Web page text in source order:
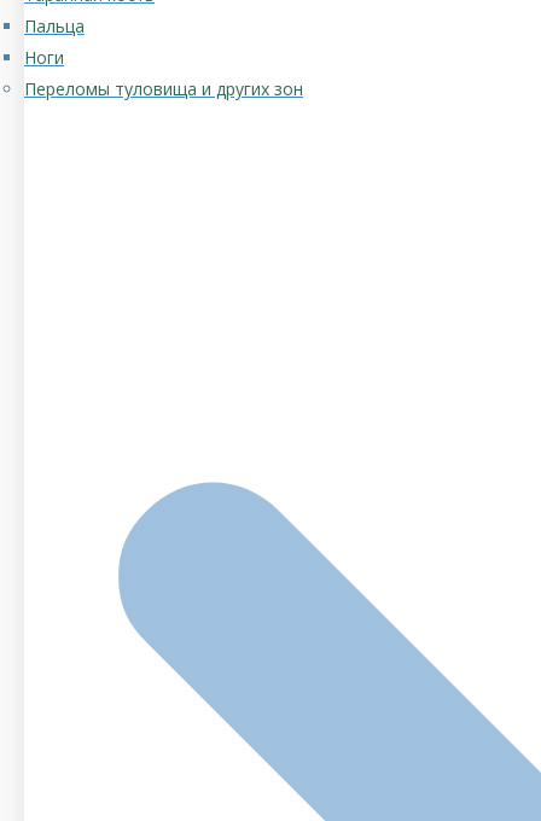
Пальца
Ноги
Переломы туловища и других зон